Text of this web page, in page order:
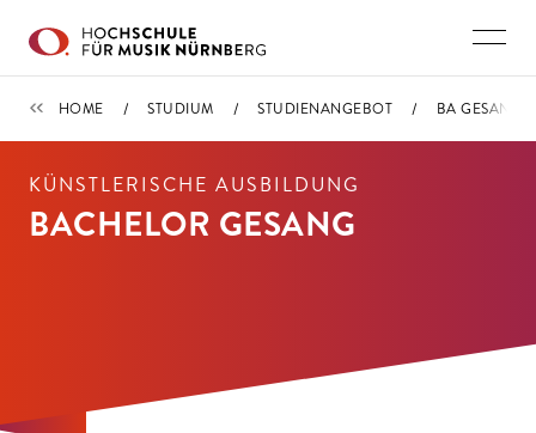
STUDIENANGEBOT
HOME STUDIUM STUDIENANGEBOT BA GESANG
KÜNSTLERISCHE AUSBILDUNG
BACHELOR GESANG